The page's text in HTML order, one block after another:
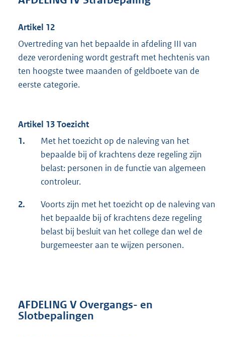
Artikel 12
Overtreding van het bepaalde in afdeling III van
deze verordening wordt gestraft met hechtenis van
ten hoogste twee maanden of geldboete van de
eerste categorie.
Artikel 13 Toezicht
1.
Met het toezicht op de naleving van het
bepaalde bij of krachtens deze regeling zijn
belast: personen in de functie van algemeen
controleur.
2.
Voorts zijn met het toezicht op de naleving van
het bepaalde bij of krachtens deze regeling
belast bij besluit van het college dan wel de
burgemeester aan te wijzen personen.
AFDELING V Overgangs- en
Slotbepalingen